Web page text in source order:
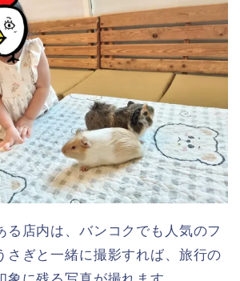
る店内は、バンコクでも人気のフ
さぎと一緒に撮影すれば、旅行の